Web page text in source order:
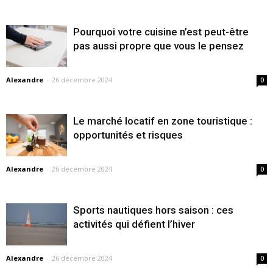
Pourquoi votre cuisine n’est peut-être
pas aussi propre que vous le pensez
Alexandre - 26 décembre 2024 0
Le marché locatif en zone touristique :
opportunités et risques
Alexandre - 26 décembre 2024 0
Sports nautiques hors saison : ces
activités qui défient l’hiver
Alexandre - 26 décembre 2024 0